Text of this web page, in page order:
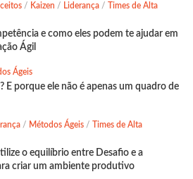
/ Kaizen / Liderança / Times de Alta
e como eles podem te ajudar em
Ágil
Ágeis
E porque ele não é apenas um quadro de
/ Métodos Ágeis / Times de Alta
o equilíbrio entre Desafio e a
criar um ambiente produtivo